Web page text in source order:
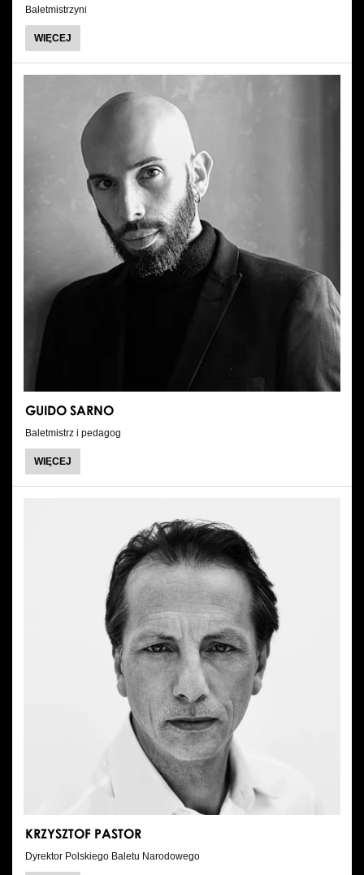
Baletmistrzyni
WIĘCEJ
RENATA
GUIDO SARNO
Baletmistrz i pedagog
WIĘCEJ
GUIDO
KRZYSZTOF PASTOR
Dyrektor Polskiego Baletu Narodowego